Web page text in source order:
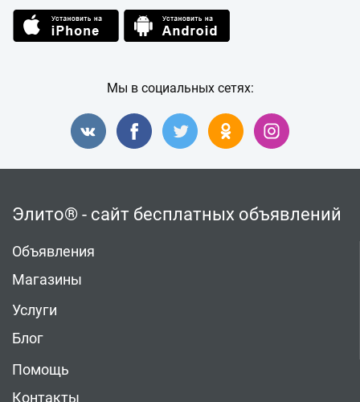
Мы в социальных сетях:
Элито® - сайт бесплатных объявлений
Объявления
Магазины
Услуги
Блог
Помощь
Контакты